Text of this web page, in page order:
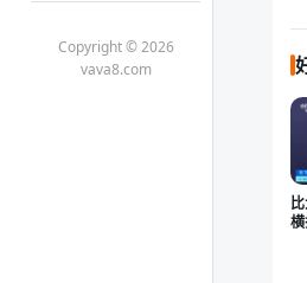
Copyright © 2026
vava8.com